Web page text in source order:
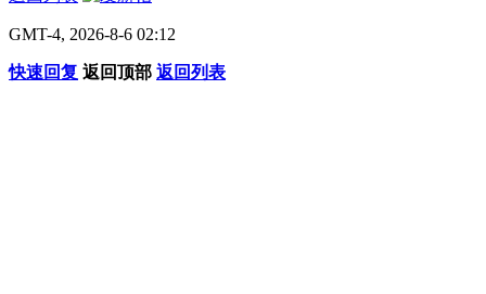
GMT-4, 2026-8-6 02:12
快速回复 返回顶部 返回列表